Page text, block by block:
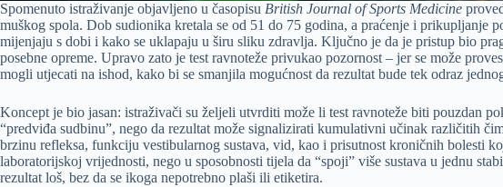
Spomenuto istraživanje objavljeno u časopisu British Journal of Sports Medicine
muškog spola. Dob sudionika kretala se od 51 do 75 godina, a praćenje i
mijenjaju s dobi i kako se uklapaju u širu sliku zdravlja. Ključno je da je pristup bio
posebne opreme. Upravo zato je test ravnoteže privukao pozornost – jer se može
mogli utjecati na ishod, kako bi se smanjila mogućnost da rezultat bude tek odraz
Koncept je bio jasan: istraživači su željeli utvrditi može li test ravnoteže biti pouzdan
“predviđa sudbinu”, nego da rezultat može signalizirati kumulativni učinak različitih
brzinu refleksa, funkciju vestibularnog sustava, vid, kao i prisutnost kroničnih bolesti
laboratorijskoj vrijednosti, nego u sposobnosti tijela da “spoji” više sustava u jednu
rezultat loš, bez da se ikoga nepotrebno plaši ili etiketira.